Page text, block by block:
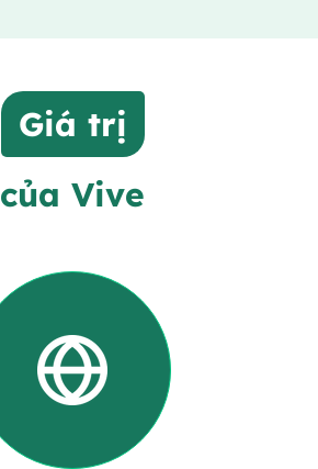
Giá trị
của Vive